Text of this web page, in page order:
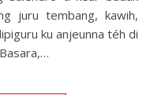
juru tembang, kawih,
ku anjeunna téh di